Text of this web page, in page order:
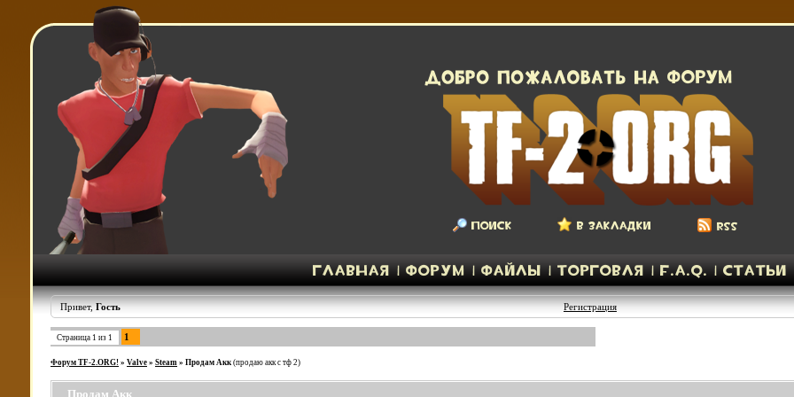
Привет,Гость Регистрация
Страница 1 из 1 1
Форум TF-2.ORG! » Valve » Steam » Продам Акк (продаю акк с тф 2)
Продам Акк